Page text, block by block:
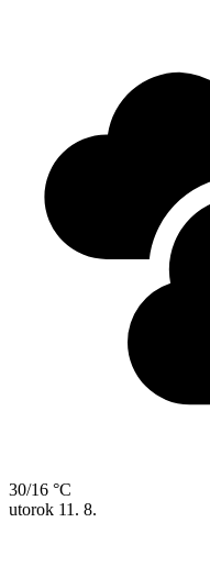
30/16 °C
utorok 11. 8.